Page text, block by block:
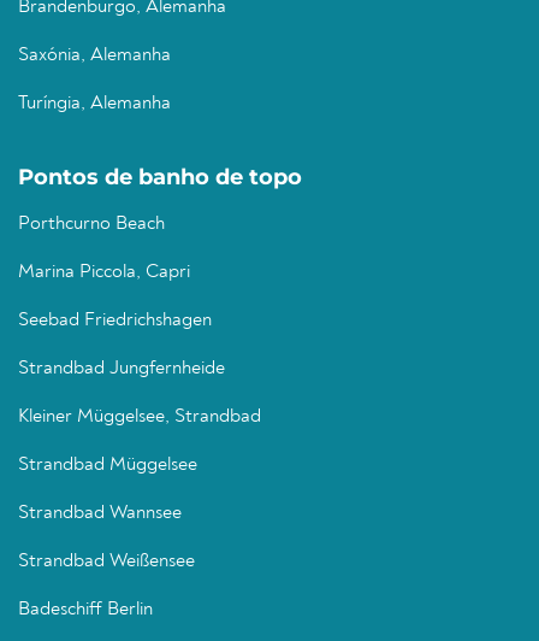
Brandenburgo, Alemanha
Saxónia, Alemanha
Turíngia, Alemanha
Pontos de banho de topo
Porthcurno Beach
Marina Piccola, Capri
Seebad Friedrichshagen
Strandbad Jungfernheide
Kleiner Müggelsee, Strandbad
Strandbad Müggelsee
Strandbad Wannsee
Strandbad Weißensee
Badeschiff Berlin